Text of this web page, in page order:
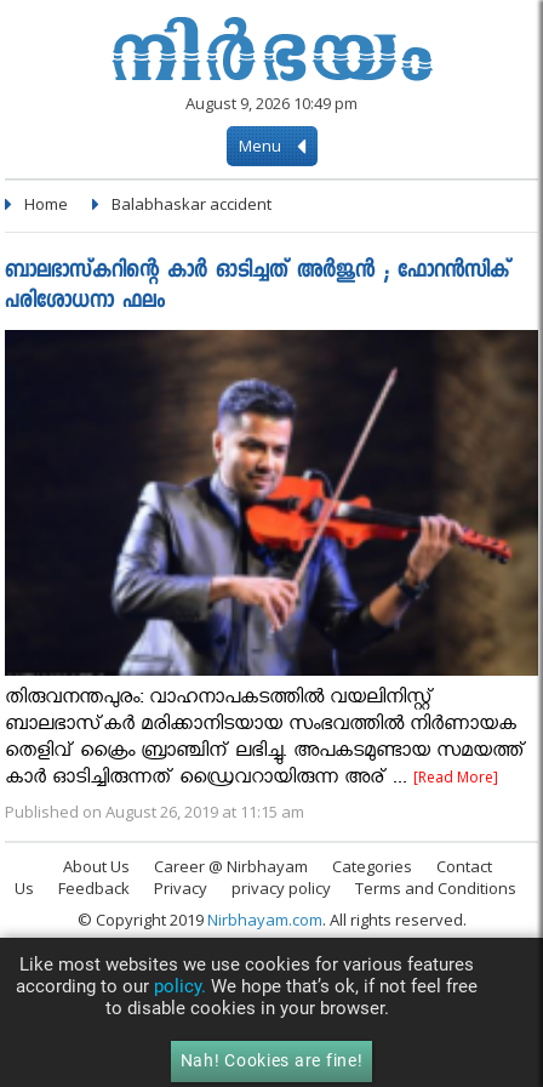
August 9, 2026 10:49 pm
Menu
Home Balabhaskar accident
ബാലഭാസ്‌കറിന്റെ കാര്‍ ഓടിച്ചത് അര്‍ജുൻ ; ഫോറന്‍സിക്
പരിശോധനാ ഫലം
തിരുവനന്തപുരം: വാഹനാപകടത്തില്‍ വയലിനിസ്റ്റ്
ബാലഭാസ്‌കര്‍ മരിക്കാനിടയായ സംഭവത്തില്‍ നിര്‍ണായക
തെളിവ് ക്രൈം ബ്രാഞ്ചിന് ലഭിച്ചു. അപകടമുണ്ടായ സമയത്ത്
കാര്‍ ഓടിച്ചിരുന്നത് ഡ്രൈവറായിരുന്ന അര് ...[Read More]
Published on August 26, 2019 at 11:15 am
About Us Career @ Nirbhayam Categories
Contact
Us
Feedback Privacy privacy policy
Terms and Conditions
© Copyright 2019Nirbhayam.com. All rights reserved.
Like most websites we use cookies for various features
according to our policy. We hope that’s ok, if not feel free
to disable cookies in your browser.
Nah! Cookies are fine!